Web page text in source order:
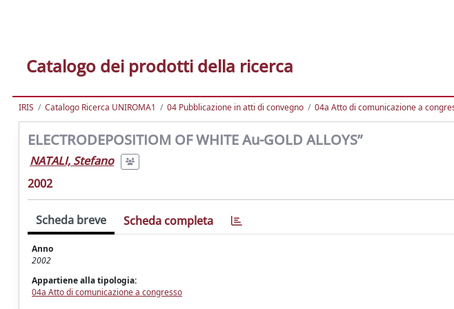
Catalogo dei prodotti della ricerca
IRIS Catalogo Ricerca UNIROMA1 04 Pubblicazione in atti di convegno 04a Atto di comunicazione a
ELECTRODEPOSITIOM OF WHITE Au-GOLD ALLOYS”
NATALI, Stefano
2002
Scheda breve Scheda completa
Anno
2002
Appartiene alla tipologia:
04a Atto di comunicazione a congresso